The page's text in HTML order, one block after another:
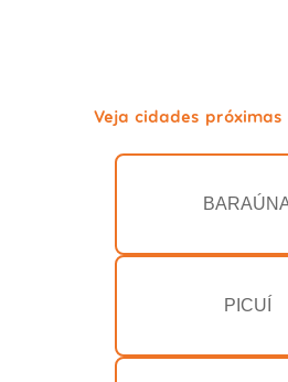
Veja cidades
PICUÍ